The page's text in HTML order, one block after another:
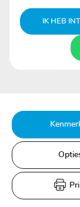
IK HEB